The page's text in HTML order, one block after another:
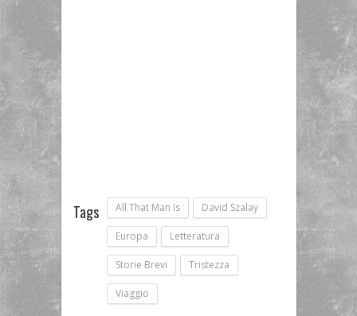
Tags All That Man Is David Szalay
Europa Letteratura
Storie Brevi Tristezza
Viaggio